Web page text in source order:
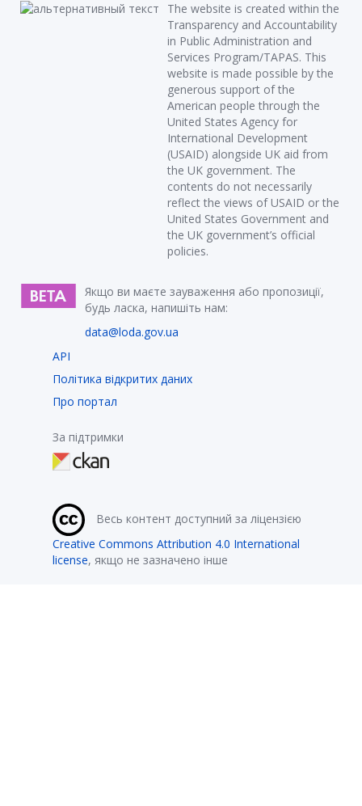
The website is created within the
Transparency and Accountability
in Public Administration and
Services Program/TAPAS. This
website is made possible by the
generous support of the
American people through the
United States Agency for
International Development
(USAID) alongside UK aid from
the UK government. The
contents do not necessarily
reflect the views of USAID or the
United States Government and
the UK government’s official
policies.
Якщо ви маєте зауваження або пропозиції,
будь ласка, напишіть нам:
data@loda.gov.ua
API
Політика відкритих даних
Про портал
За підтримки
Весь контент доступний за ліцензією
Creative Commons Attribution 4.0 International
license, якщо не зазначено інше